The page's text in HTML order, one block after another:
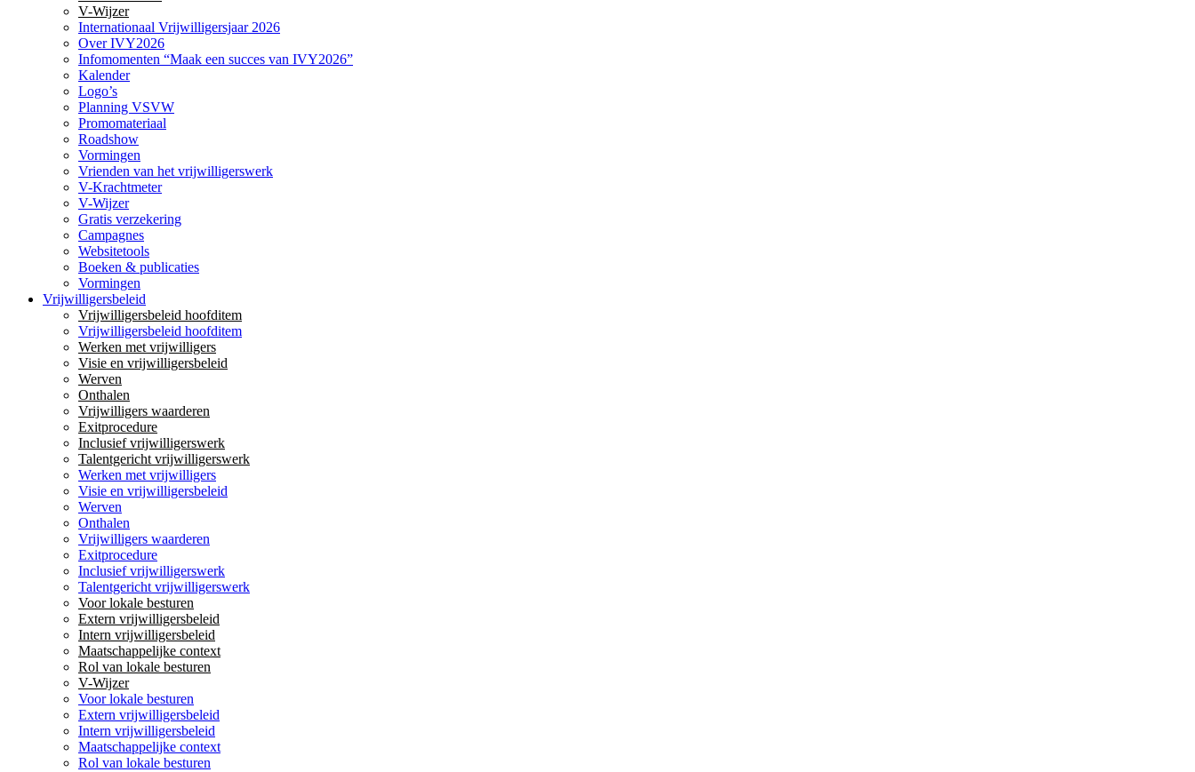
V-Wijzer
Internationaal Vrijwilligersjaar 2026
Over IVY2026
Infomomenten “Maak een succes van IVY2026”
Kalender
Logo’s
Planning VSVW
Promomateriaal
Roadshow
Vormingen
Vrienden van het vrijwilligerswerk
V-Krachtmeter
V-Wijzer
Gratis verzekering
Campagnes
Websitetools
Boeken & publicaties
Vormingen
Vrijwilligersbeleid
Vrijwilligersbeleid hoofditem
Vrijwilligersbeleid hoofditem
Werken met vrijwilligers
Visie en vrijwilligersbeleid
Werven
Onthalen
Vrijwilligers waarderen
Exitprocedure
Inclusief vrijwilligerswerk
Talentgericht vrijwilligerswerk
Werken met vrijwilligers
Visie en vrijwilligersbeleid
Werven
Onthalen
Vrijwilligers waarderen
Exitprocedure
Inclusief vrijwilligerswerk
Talentgericht vrijwilligerswerk
Voor lokale besturen
Extern vrijwilligersbeleid
Intern vrijwilligersbeleid
Maatschappelijke context
Rol van lokale besturen
V-Wijzer
Voor lokale besturen
Extern vrijwilligersbeleid
Intern vrijwilligersbeleid
Maatschappelijke context
Rol van lokale besturen